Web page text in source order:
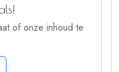
of onze inhoud te